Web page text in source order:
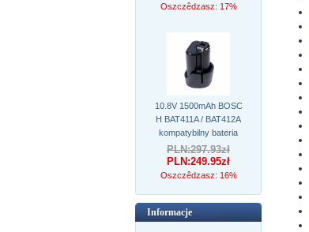
Oszczêdzasz: 17%
10.8V 1500mAh BOSC
H BAT411A / BAT412A
kompatybilny bateria
PLN:297.93zł
PLN:249.95zł
Oszczêdzasz: 16%
Informacje